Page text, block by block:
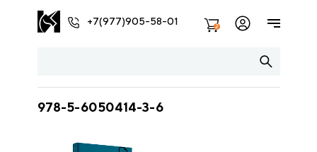
+7(977)905-58-01 2
978-5-6050414-3-6